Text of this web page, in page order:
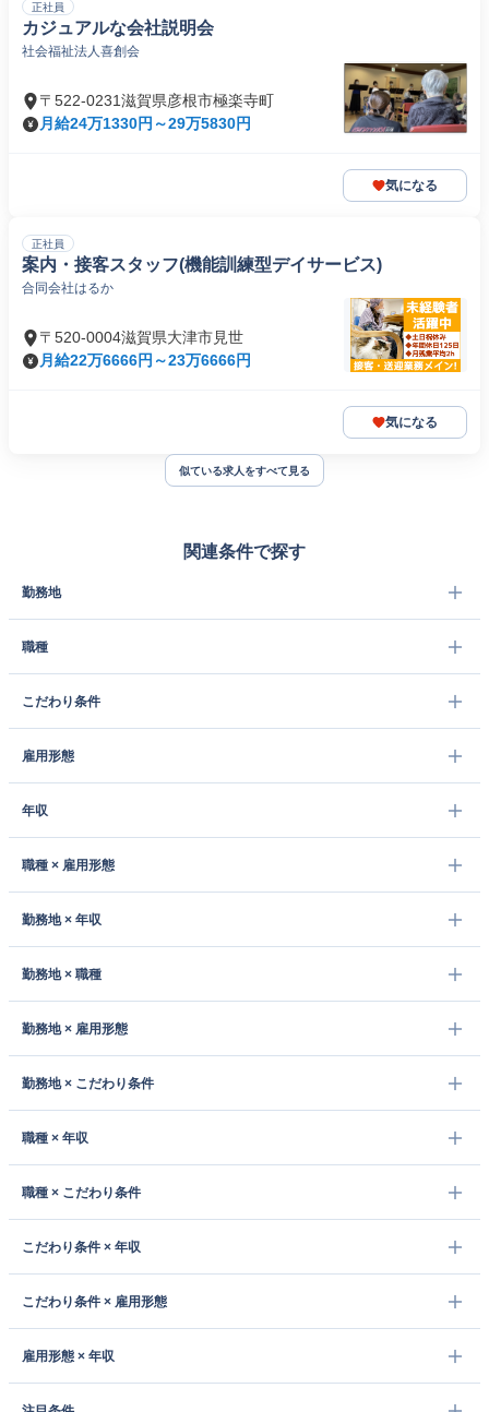
正社員
カジュアルな会社説明会
社会福祉法人喜創会
〒522-0231滋賀県彦根市極楽寺町
月給24万1330円～29万5830円
気になる
正社員
案内・接客スタッフ(機能訓練型デイサービス)
合同会社はるか
〒520-0004滋賀県大津市見世
月給22万6666円～23万6666円
気になる
似ている求人をすべて見る
関連条件で探す
勤務地
職種
こだわり条件
雇用形態
年収
職種 × 雇用形態
勤務地 × 年収
勤務地 × 職種
勤務地 × 雇用形態
勤務地 × こだわり条件
職種 × 年収
職種 × こだわり条件
こだわり条件 × 年収
こだわり条件 × 雇用形態
雇用形態 × 年収